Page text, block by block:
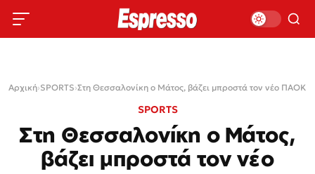
Αρχική›SPORTS›Στη Θεσσαλονίκη ο Μάτος, βάζει μπροστά τον νέο ΠΑΟΚ
SPORTS
Στη Θεσσαλονίκη ο Μάτος,
βάζει μπροστά τον νέο